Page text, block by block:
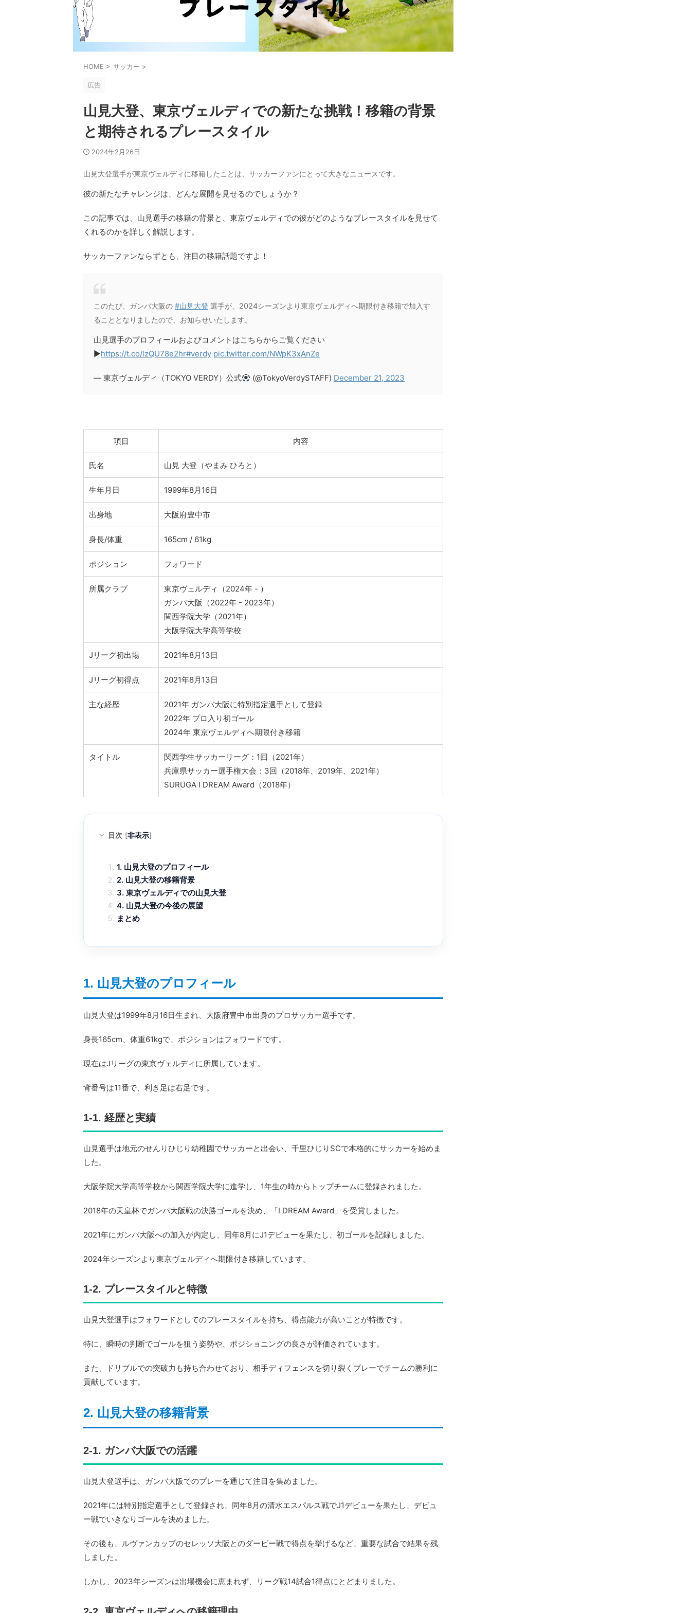
HOME > サッカー >
広告
山見大登、東京ヴェルディでの新たな挑戦！移籍の背景
と期待されるプレースタイル
2024年2月26日
山見大登選手が東京ヴェルディに移籍したことは、サッカーファンにとって大きなニュースです。
彼の新たなチャレンジは、どんな展開を見せるのでしょうか？
この記事では、山見選手の移籍の背景と、東京ヴェルディでの彼がどのようなプレースタイルを見せて
くれるのかを詳しく解説します。
サッカーファンならずとも、注目の移籍話題ですよ！
このたび、ガンバ大阪の #山見大登 選手が、2024シーズンより東京ヴェルディへ期限付き移籍で加入す
ることとなりましたので、お知らせいたします。
山見選手のプロフィールおよびコメントはこちらからご覧ください
▶https://t.co/lzQU78e2hr#verdy pic.twitter.com/NWpK3xAnZe
— 東京ヴェルディ（TOKYO VERDY）公式 (@TokyoVerdySTAFF) December 21, 2023
項目 内容
氏名 山見 大登（やまみ ひろと）
生年月日 1999年8月16日
出身地 大阪府豊中市
身長/体重 165cm / 61kg
ポジション フォワード
所属クラブ
東京ヴェルディ（2024年 - ）
ガンバ大阪（2022年 - 2023年）
関西学院大学（2021年）
大阪学院大学高等学校
Jリーグ初出場 2021年8月13日
Jリーグ初得点 2021年8月13日
主な経歴
2021年 ガンバ大阪に特別指定選手として登録
2022年 プロ入り初ゴール
2024年 東京ヴェルディへ期限付き移籍
タイトル
関西学生サッカーリーグ：1回（2021年）
兵庫県サッカー選手権大会：3回（2018年、2019年、2021年）
SURUGA I DREAM Award（2018年）
目次 [非表示]
1. 山見大登のプロフィール
2. 山見大登の移籍背景
3. 東京ヴェルディでの山見大登
4. 山見大登の今後の展望
まとめ
1. 山見大登のプロフィール
山見大登は1999年8月16日生まれ、大阪府豊中市出身のプロサッカー選手です。
身長165cm、体重61kgで、ポジションはフォワードです。
現在はJリーグの東京ヴェルディに所属しています。
背番号は11番で、利き足は右足です。
1-1. 経歴と実績
山見選手は地元のせんりひじり幼稚園でサッカーと出会い、千里ひじりSCで本格的にサッカーを始めま
した。
大阪学院大学高等学校から関西学院大学に進学し、1年生の時からトップチームに登録されました。
2018年の天皇杯でガンバ大阪戦の決勝ゴールを決め、「I DREAM Award」を受賞しました。
2021年にガンバ大阪への加入が内定し、同年8月にJ1デビューを果たし、初ゴールを記録しました。
2024年シーズンより東京ヴェルディへ期限付き移籍しています。
1-2. プレースタイルと特徴
山見大登選手はフォワードとしてのプレースタイルを持ち、得点能力が高いことが特徴です。
特に、瞬時の判断でゴールを狙う姿勢や、ポジショニングの良さが評価されています。
また、ドリブルでの突破力も持ち合わせており、相手ディフェンスを切り裂くプレーでチームの勝利に
貢献しています。
2. 山見大登の移籍背景
2-1. ガンバ大阪での活躍
山見大登選手は、ガンバ大阪でのプレーを通じて注目を集めました。
2021年には特別指定選手として登録され、同年8月の清水エスパルス戦でJ1デビューを果たし、デビュ
ー戦でいきなりゴールを決めました。
その後も、ルヴァンカップのセレッソ大阪とのダービー戦で得点を挙げるなど、重要な試合で結果を残
しました。
しかし、2023年シーズンは出場機会に恵まれず、リーグ戦14試合1得点にとどまりました。